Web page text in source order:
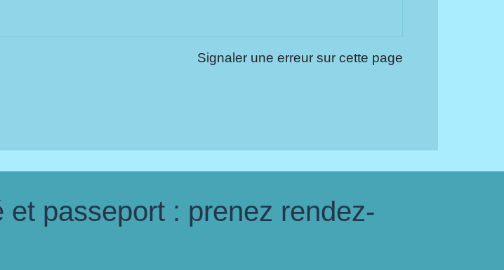
Signaler une erreur sur cette page
passeport : prenez rendez-